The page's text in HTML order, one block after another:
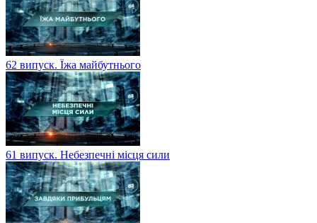
62 випуск. Їжа майбутнього
61 випуск. Небезпечні місця сили